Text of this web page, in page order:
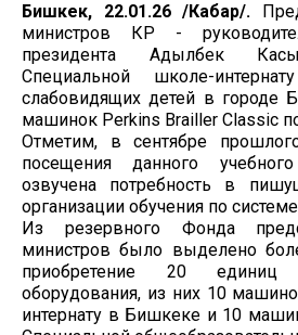
Бишкек, 22.01.26 /Кабар/.
министров КР -
президента Адылбек
Специальной школе-
слабовидящих детей в городе
машинок Perkins Brailler Classic
Отметим, в сентябре
посещения данного
озвучена потребность в
организации обучения по
Из резервного Фонда
министров было выделено
приобретение 20 единиц
оборудования, из них 10
интернату в Бишкеке и 10